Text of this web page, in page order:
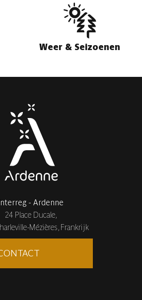
Weer & Seizoenen
- Ardenne
24 Place Ducale,
Mézières, Frankrijk